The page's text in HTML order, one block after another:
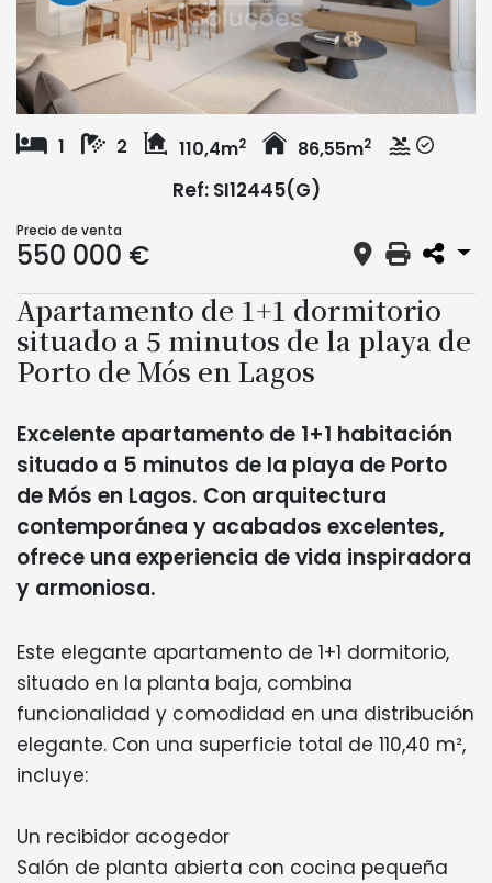
1 2 110,4m2 86,55m2
Ref: SI12445(G)
Precio de venta
550 000 €
Apartamento de 1+1 dormitorio
situado a 5 minutos de la playa de
Porto de Mós en Lagos
Excelente apartamento de 1+1 habitación
situado a 5 minutos de la playa de Porto
de Mós en Lagos. Con arquitectura
contemporánea y acabados excelentes,
ofrece una experiencia de vida inspiradora
y armoniosa.
Este elegante apartamento de 1+1 dormitorio,
situado en la planta baja, combina
funcionalidad y comodidad en una distribución
elegante. Con una superficie total de 110,40 m²,
incluye:
Un recibidor acogedor
Salón de planta abierta con cocina pequeña